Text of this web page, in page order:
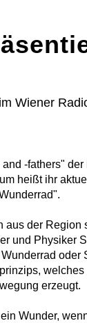
Wiener
-fathers"
heißt ihr
aus der Region
und Physiker
oder
erzeugt.
Wunder,